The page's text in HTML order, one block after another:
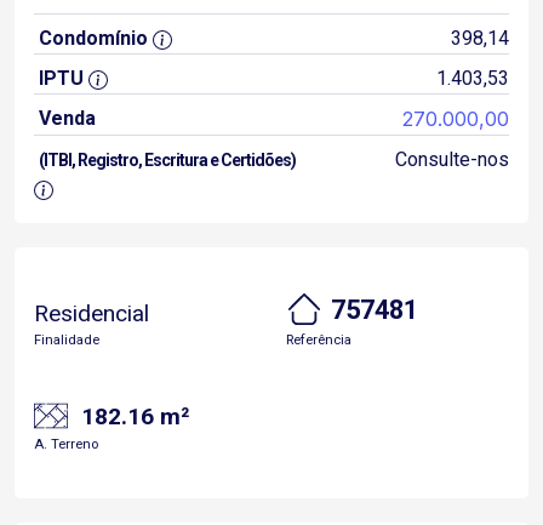
Condomínio
398,14
IPTU
1.403,53
Venda
270.000,00
(ITBI, Registro, Escritura e Certidões) Consulte-nos
Residencial
Finalidade
757481
Referência
182.16 m²
A. Terreno